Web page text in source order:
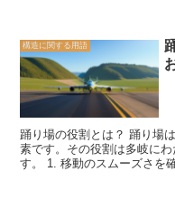
な要素です。建物の設計や
を適切に行い、定期的な点
す。建物の安全性を確保す
し、適切に活用することが重
続する役割を果たします。 ターンバックルの特徴的な部分は、ネジ
状の棒です。この棒は、金
ることで長さを調整するこ
ンバックルは構造物や部品
具体的な例として、建築現
ば、壁を補強するために鉄
して鉄骨と壁を接続するこ
ることで、鉄骨と壁の間の
できます。 また、リフォームの際には、床や天井の補強にもターン
構造に関する用語
踊り場の役割とは？ 踊り場は、建築やリフォームにおいて重要な要
素です。その役割は多岐に
す。 1. 移動のスムーズさを確保する踊り場は、建物内の異なる階層